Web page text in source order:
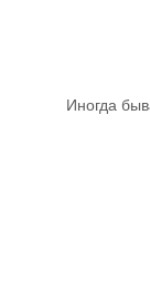
Иногда